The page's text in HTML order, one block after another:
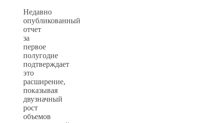
Недавно
опубликованный
отчет
за
первое
полугодие
подтверждает
это
расширение,
показывая
двузначный
рост
объемов